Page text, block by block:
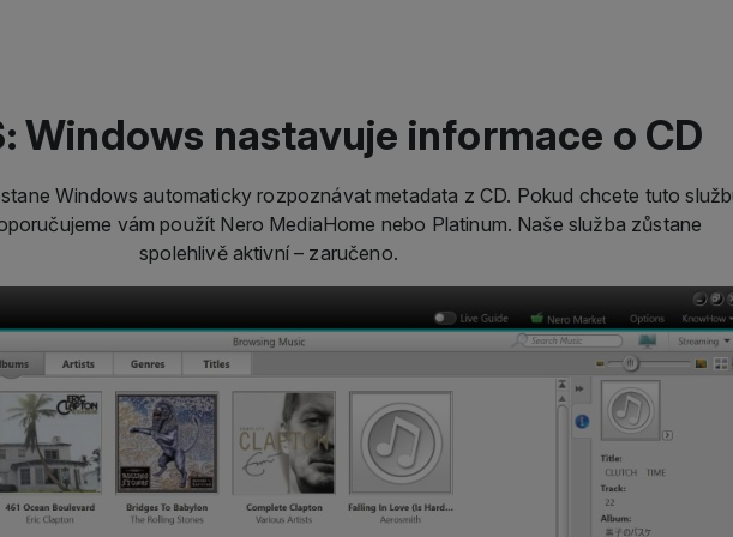
Windows automaticky rozpoznávat metadata z CD. Pokud chcete tuto službu
vám použít Nero MediaHome nebo Platinum. Naše služba zůstane
spolehlivě aktivní – zaručeno.